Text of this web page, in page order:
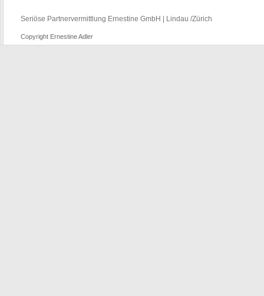
Seriöse Partnervermittlung Ernestine GmbH | Lindau /Zürich
Copyright Ernestine Adler